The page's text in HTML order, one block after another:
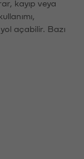
kayıp veya
açabilir. Bazı